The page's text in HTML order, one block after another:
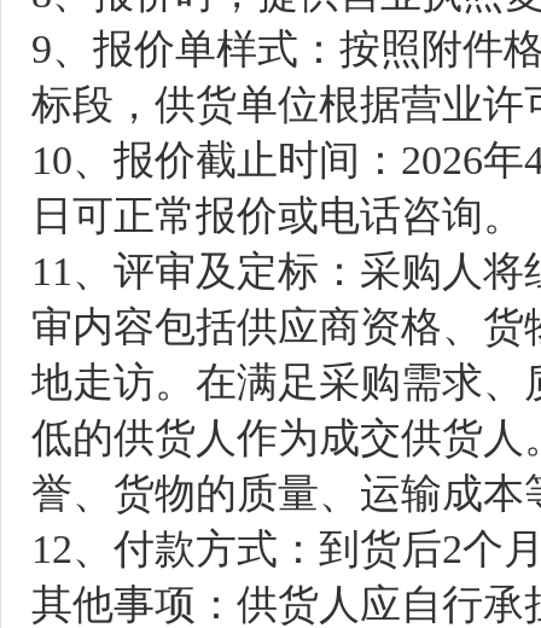
9、报价单样式：按照附件
标段，供货单位根据营业
10、报价截止时间：2026年
日可正常报价或电话咨询。
11、评审及定标：采购人
审内容包括供应商资格、
地走访。在满足采购需求
低的供货人作为成交供货
誉、货物的质量、运输成
12、付款方式：到货后2个
其他事项：供货人应自行